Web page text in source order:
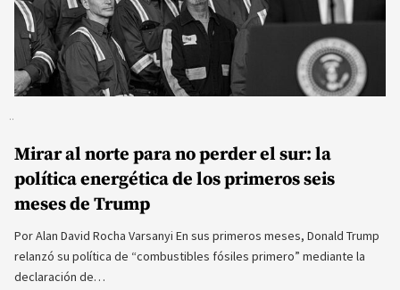
Mirar al norte para no perder el sur: la
política energética de los primeros seis
meses de Trump
Por Alan David Rocha Varsanyi En sus primeros meses, Donald Trump
relanzó su política de “combustibles fósiles primero” mediante la
declaración de…